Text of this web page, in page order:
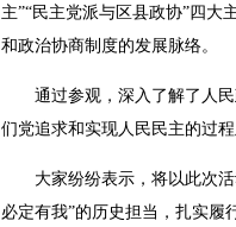
主”“民主党派与区县政协”四大
和政治协商制度的发展脉络。
通过参观，深入了解了人民
们党追求和实现人民民主的过
大家纷纷表示，将以此次活
必定有我”的历史担当，扎实履